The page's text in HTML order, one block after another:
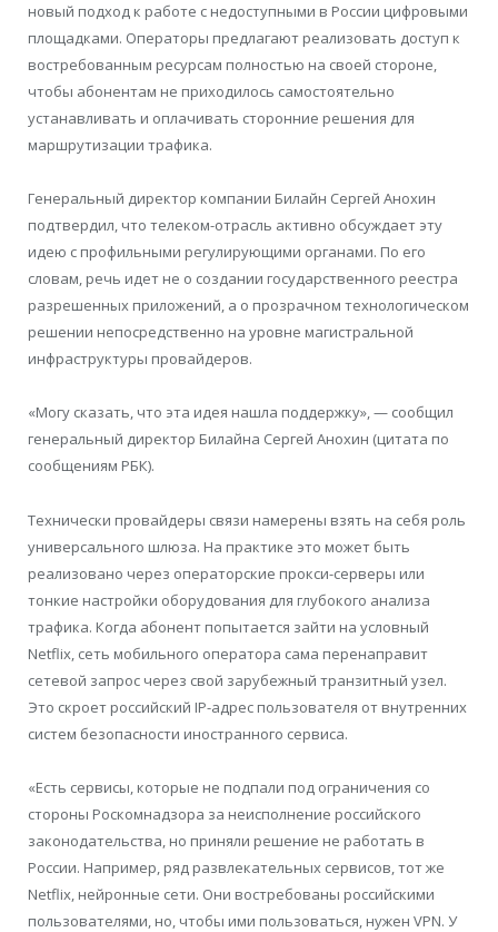
новый подход к работе с недоступными в России цифровыми
площадками. Операторы предлагают реализовать доступ к
востребованным ресурсам полностью на своей стороне,
чтобы абонентам не приходилось самостоятельно
устанавливать и оплачивать сторонние решения для
маршрутизации трафика.
Генеральный директор компании Билайн Сергей Анохин
подтвердил, что телеком-отрасль активно обсуждает эту
идею с профильными регулирующими органами. По его
словам, речь идет не о создании государственного реестра
разрешенных приложений, а о прозрачном технологическом
решении непосредственно на уровне магистральной
инфраструктуры провайдеров.
«Могу сказать, что эта идея нашла поддержку», — сообщил
генеральный директор Билайна Сергей Анохин (цитата по
сообщениям РБК).
Технически провайдеры связи намерены взять на себя роль
универсального шлюза. На практике это может быть
реализовано через операторские прокси-серверы или
тонкие настройки оборудования для глубокого анализа
трафика. Когда абонент попытается зайти на условный
Netflix, сеть мобильного оператора сама перенаправит
сетевой запрос через свой зарубежный транзитный узел.
Это скроет российский IP-адрес пользователя от внутренних
систем безопасности иностранного сервиса.
«Есть сервисы, которые не подпали под ограничения со
стороны Роскомнадзора за неисполнение российского
законодательства, но приняли решение не работать в
России. Например, ряд развлекательных сервисов, тот же
Netflix, нейронные сети. Они востребованы российскими
пользователями, но, чтобы ими пользоваться, нужен VPN. У